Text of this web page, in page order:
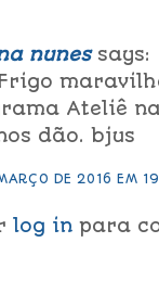
nunes says:
Ateliê
dão. bjus
DE 2016 EM
log in para